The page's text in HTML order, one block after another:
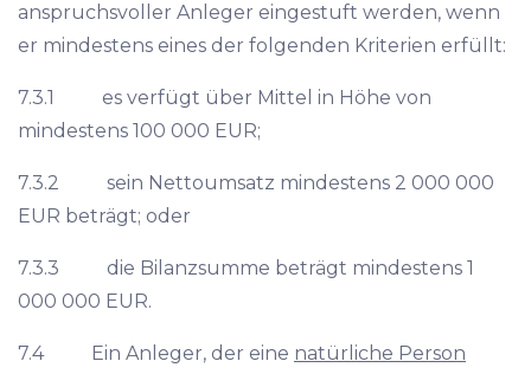
anspruchsvoller Anleger eingestuft werden, wenn
er mindestens eines der folgenden Kriterien erfüllt:
7.3.1 es verfügt über Mittel in Höhe von
mindestens 100 000 EUR;
7.3.2 sein Nettoumsatz mindestens 2 000 000
EUR beträgt; oder
7.3.3 die Bilanzsumme beträgt mindestens 1
000 000 EUR.
7.4 Ein Anleger, der eine natürliche Person